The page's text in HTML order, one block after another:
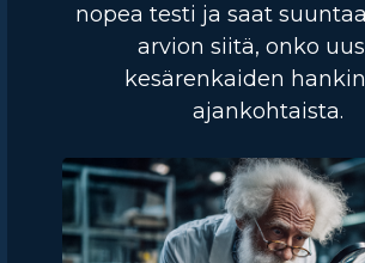
nopea testi ja saat
arvion siitä, onko
kesärenkaiden
ajankohtaista.